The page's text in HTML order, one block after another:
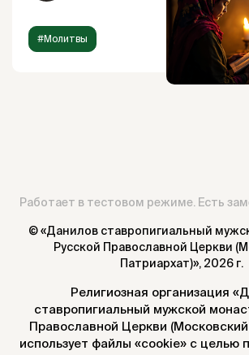
#Молитвы
Работает в тестовом режиме. Есть
© «Данилов ставропигиальный
Русской Православной Церкви
Патриархат)», 2026 г.
Религиозная организация
ставропигиальный мужской
Православной Церкви
использует файлы «cookie» с целью